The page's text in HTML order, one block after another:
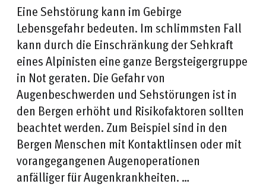
Eine Sehstörung kann im Gebirge
Lebensgefahr bedeuten. Im schlimmsten Fall
kann durch die Einschränkung der Sehkraft
eines Alpinisten eine ganze Bergsteigergruppe
in Not geraten. Die Gefahr von
Augenbeschwerden und Sehstörungen ist in
den Bergen erhöht und Risikofaktoren sollten
beachtet werden. Zum Beispiel sind in den
Bergen Menschen mit Kontaktlinsen oder mit
vorangegangenen Augenoperationen
anfälliger für Augenkrankheiten. …